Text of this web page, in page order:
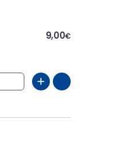
9,00€
+